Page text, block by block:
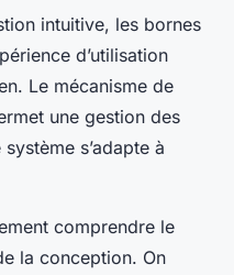
intuitive, les bornes
d’utilisation
Le mécanisme de
une gestion des
s’adapte à
comprendre le
la conception. On